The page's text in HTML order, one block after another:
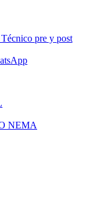
pre y post
NEMA